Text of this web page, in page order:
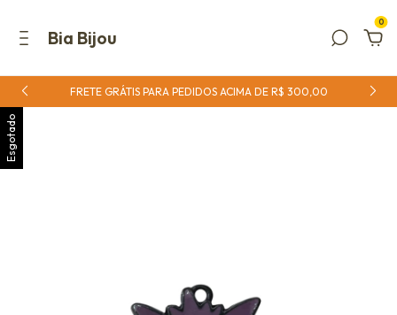
Bia Bijou
0
FRETE GRÁTIS PARA PEDIDOS ACIMA DE R$ 300,00
Esgotado